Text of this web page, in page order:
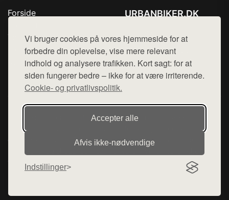
Vi bruger cookies på vores hjemmeside for at
forbedre din oplevelse, vise mere relevant
indhold og analysere trafikken. Kort sagt: for at
siden fungerer bedre – ikke for at være irriterende.
Cookie- og privatlivspolitik.
Accepter alle
Afvis ikke‑nødvendige
Indstillinger
Forside
Top Rabatter
Blog
Kontakt
URBANBIKER.DK
Mail: hej@want.dk
Cookie- og privatlivspolitik
Denne side er en del af want.dk, der udgiver en række
hjemmesider med præsentation af forskellige produkter fra
diverse webshops. Der sælges ikke varer fra denne side - vi
varerne på lager.